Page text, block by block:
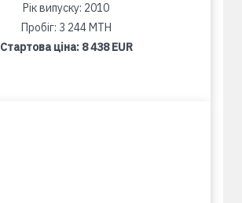
Рік випуску: 2010
Пробіг: 3 244 MTH
Стартова ціна: 8 438 EUR